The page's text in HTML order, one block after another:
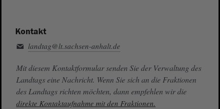
Kontakt
landtag@lt.sachsen-anhalt.de
Mit diesem Kontaktformular senden Sie der Verwaltung des
Landtags eine Nachricht. Wenn Sie sich an die Fraktionen
des Landtags richten möchten, dann empfehlen wir die
direkte Kontaktaufnahme mit den Fraktionen.